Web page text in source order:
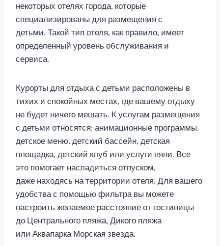
некоторых отелях города, которые
специализированы для размещения с
детьми. Такой тип отеля, как правило, имеет
определенный уровень обслуживания и
сервиса.
Курорты для отдыха с детьми расположены в
тихих и спокойных местах, где вашему отдыху
не будет ничего мешать. К услугам размещения
с детьми относятся: анимационные программы,
детское меню, детский бассейн, детская
площадка, детский клуб или услуги няни. Все
это помогает насладиться отпуском,
даже находясь на территории отеля. Для вашего
удобства с помощью фильтра вы можете
настроить желаемое расстояние от гостиницы
до Центрального пляжа, Дикого пляжа
или Аквапарка Морская звезда.